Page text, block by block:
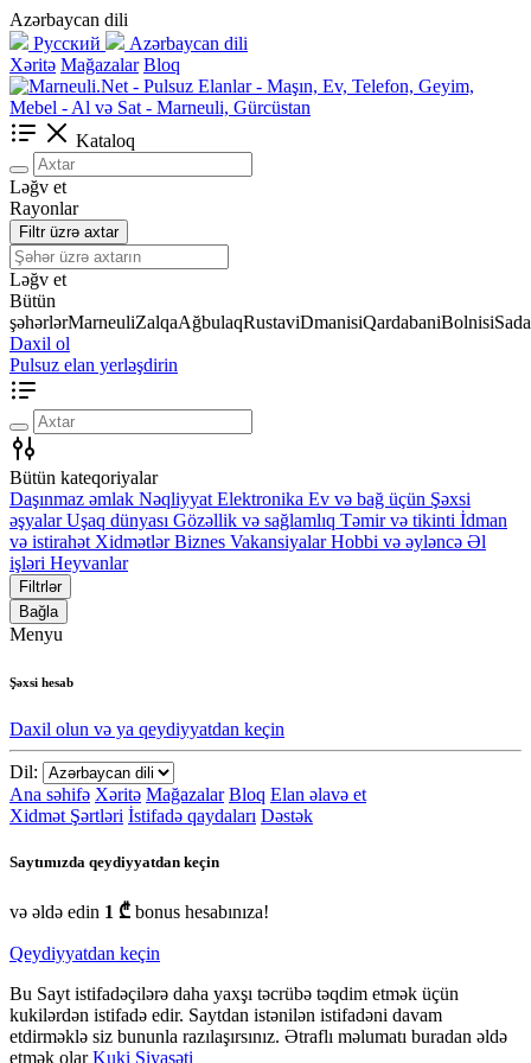
Azərbaycan dili
Русский
Azərbaycan dili
Xəritə Mağazalar Bloq
Kataloq
Ləğv et
Rayonlar
Filtr üzrə axtar
Ləğv et
Bütün
şəhərlərMarneuliZalqaAğbulaqRustaviDmanisiQardabaniBolnisi
Daxil ol
Pulsuz elan yerləşdirin
Bütün kateqoriyalar
Daşınmaz əmlak Nəqliyyat Elektronika Ev və bağ üçün Şəxsi
əşyalar Uşaq dünyası Gözəllik və sağlamlıq Təmir və tikinti İdman
və istirahət Xidmətlər Biznes Vakansiyalar Hobbi və əyləncə Əl
işləri Heyvanlar
Filtrlər
Bağla
Menyu
Şəxsi hesab
Daxil olun və ya qeydiyyatdan keçin
Dil:
Ana səhifə Xəritə Mağazalar Bloq Elan əlavə et
Xidmət Şərtləri İstifadə qaydaları Dəstək
Saytımızda qeydiyyatdan keçin
və əldə edin 1 ₾ bonus hesabınıza!
Qeydiyyatdan keçin
Bu Sayt istifadəçilərə daha yaxşı təcrübə təqdim etmək üçün
kukilərdən istifadə edir. Saytdan istənilən istifadəni davam
etdirməklə siz bununla razılaşırsınız. Ətraflı məlumatı buradan əldə
etmək olarKuki Siyasəti